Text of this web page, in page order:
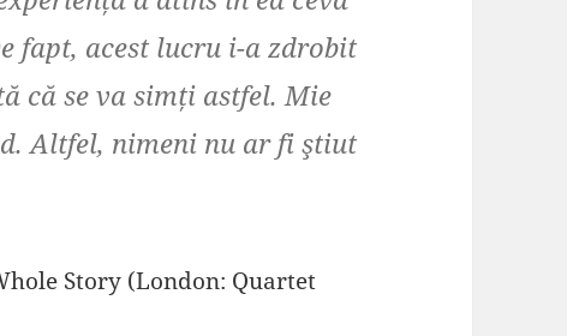
fapt, acest lucru i-a zdrobit
că se va simți astfel. Mie
Altfel, nimeni nu ar fi ştiut
Story (London: Quartet